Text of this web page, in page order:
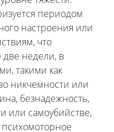
периодом
настроения или
что
недели, в
такими как
никчемности или
безнадежность,
или самоубийстве,